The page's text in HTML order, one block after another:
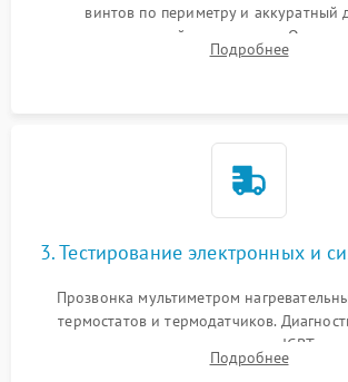
винтов по периметру и аккуратный
стеклокерамической поверхности.
сенсорного блока для доступа к силовым
Подробнее
3. Тестирование электронных и
Прозвонка мультиметром
термостатов и термодатчиков.
модуля, реле, диодных мостов и IGBT-
индукции). Проверка кранов и газ-
Подробнее